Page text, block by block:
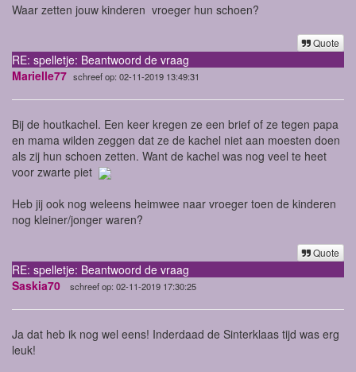
Waar zetten jouw kinderen vroeger hun schoen?
Quote
RE: spelletje: Beantwoord de vraag
Marielle77 schreef op: 02-11-2019 13:49:31
Bij de houtkachel. Een keer kregen ze een brief of ze tegen papa
en mama wilden zeggen dat ze de kachel niet aan moesten doen
als zij hun schoen zetten. Want de kachel was nog veel te heet
voor zwarte piet
Heb jij ook nog weleens heimwee naar vroeger toen de kinderen
nog kleiner/jonger waren?
Quote
RE: spelletje: Beantwoord de vraag
Saskia70
schreef op: 02-11-2019 17:30:25
Ja dat heb ik nog wel eens! Inderdaad de Sinterklaas tijd was erg
leuk!